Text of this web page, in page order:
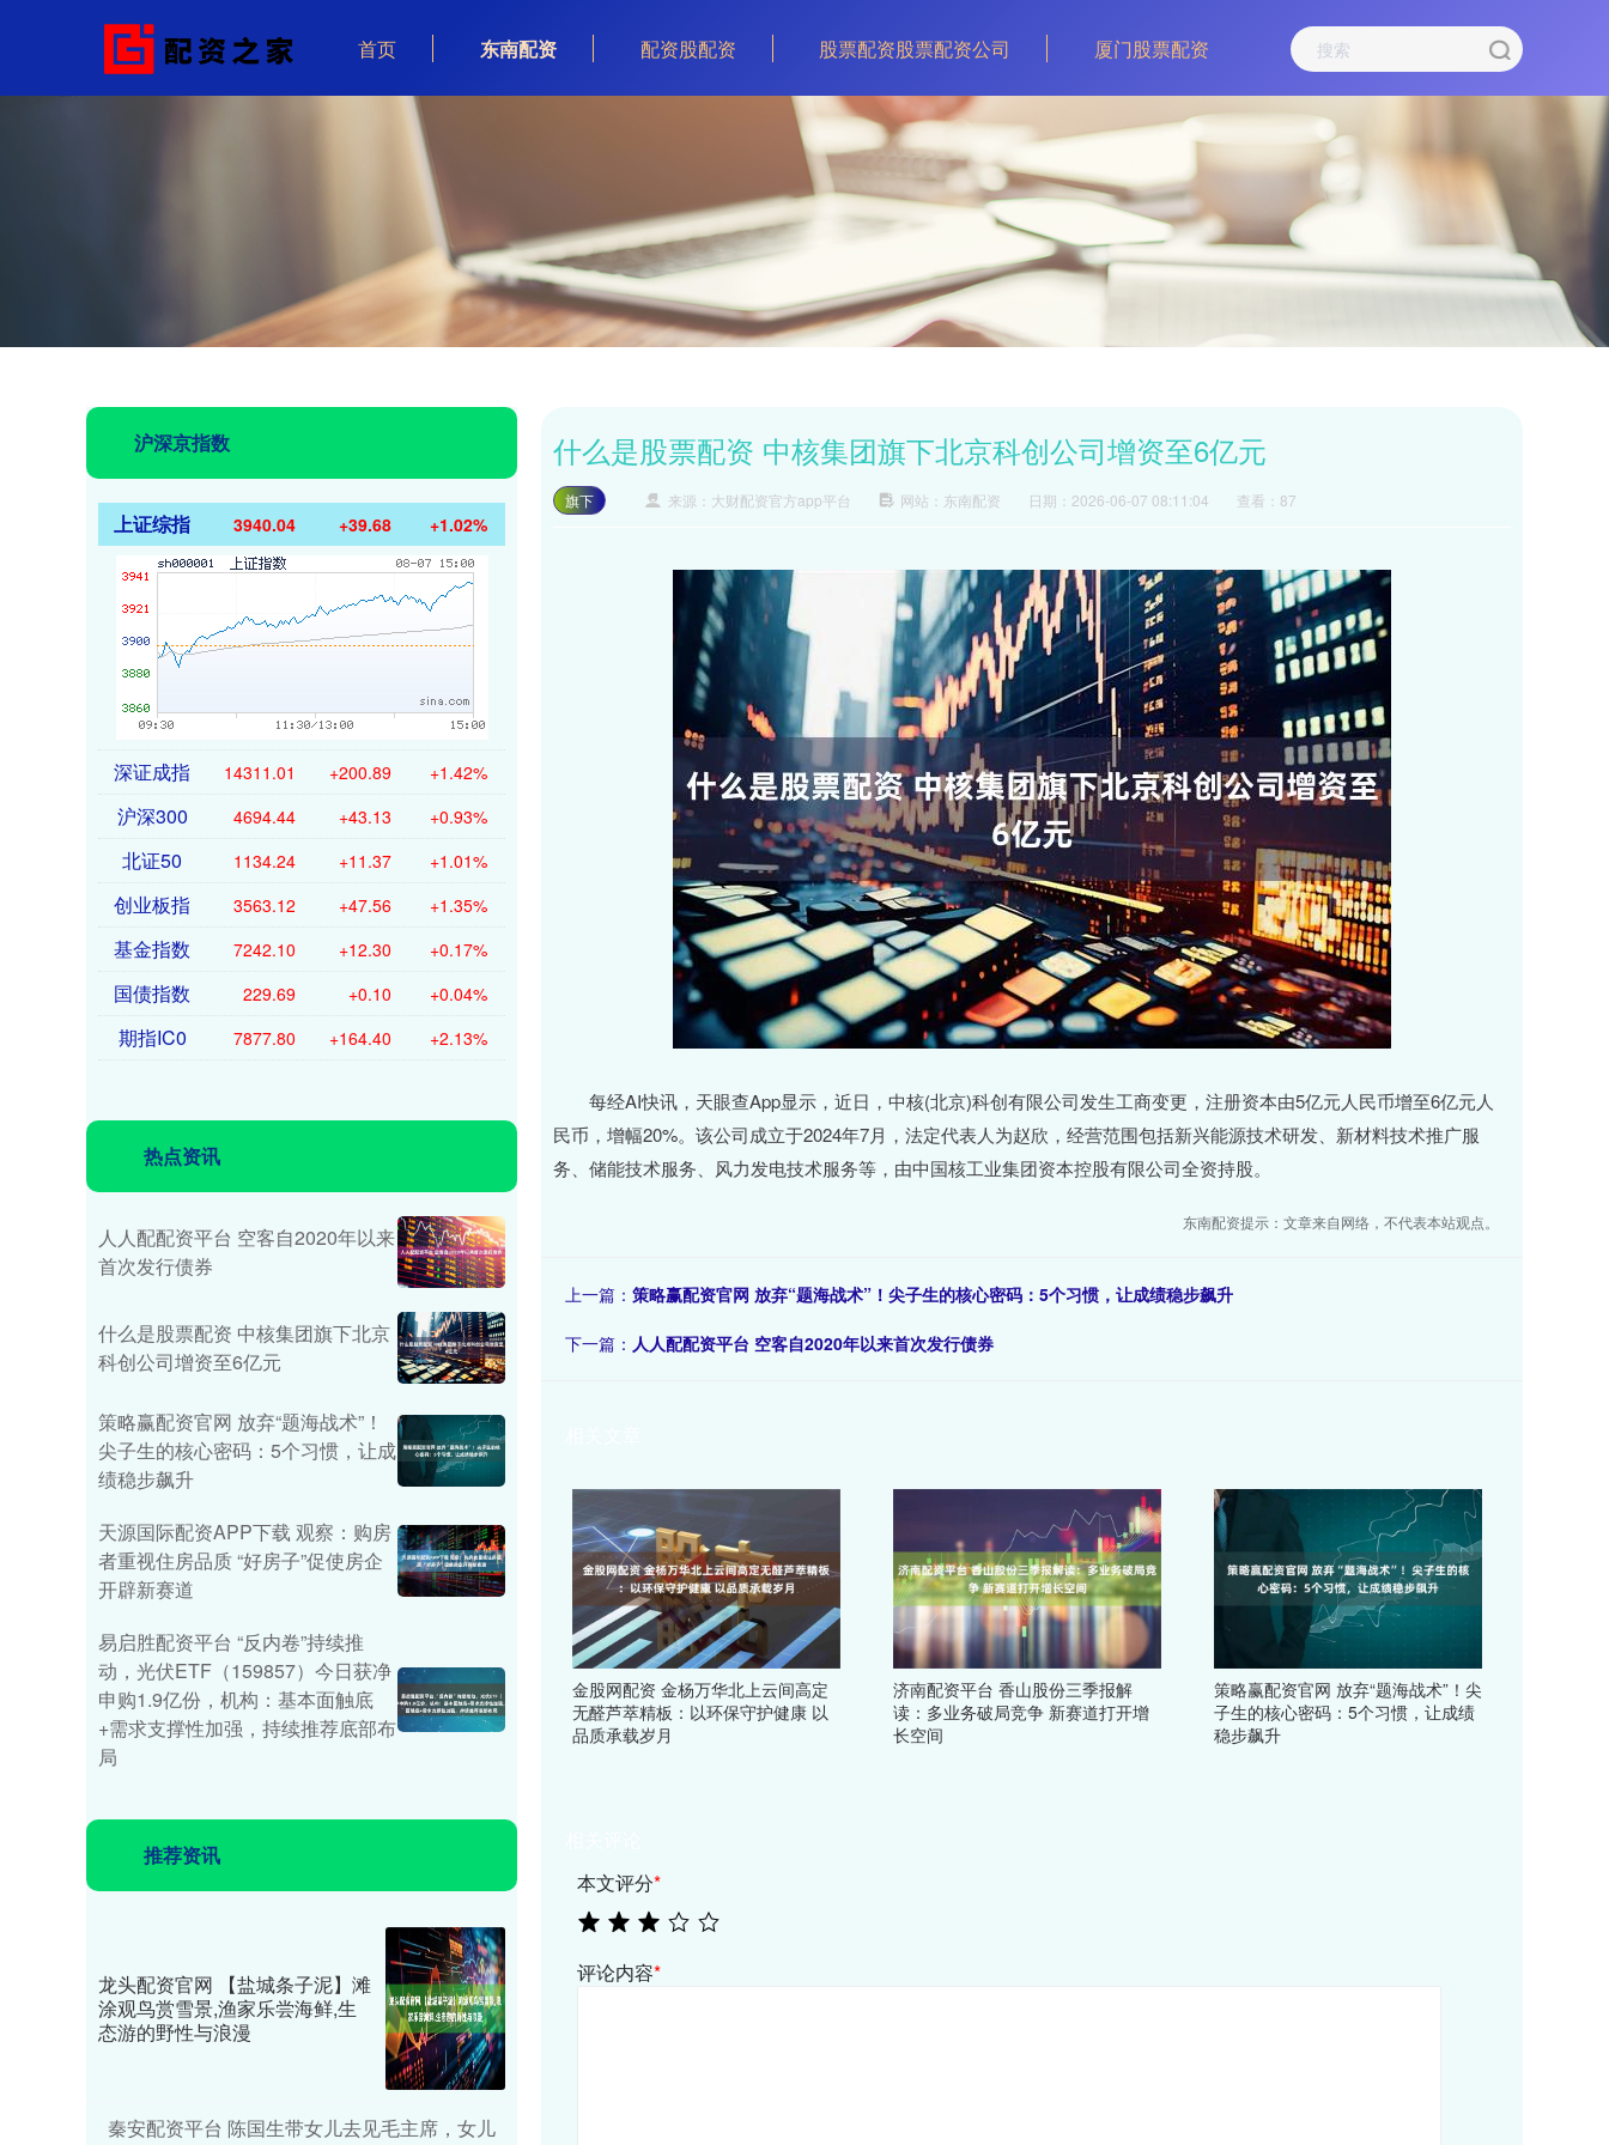
首页 东南配资 配资股配资 股票配资股票配资公司 厦门股票配资
什么是股票配资 中核集团旗下北京科创公司增资至6亿元
旗下 来源：大财配资官方app平台 网站：东南配资 日期：2026-06-07 08:11:04 查看：87
每经AI快讯，天眼查App显示，近日，中核(北京)科创有限公司发生工商变更，注册资本由5亿元人民币增至6亿元人
民币，增幅20%。该公司成立于2024年7月，法定代表人为赵欣，经营范围包括新兴能源技术研发、新材料技术推广服
务、储能技术服务、风力发电技术服务等，由中国核工业集团资本控股有限公司全资持股。
东南配资提示：文章来自网络，不代表本站观点。
上一篇： 策略赢配资官网 放弃“题海战术”！尖子生的核心密码：5个习惯，让成绩稳步飙升
下一篇： 人人配配资平台 空客自2020年以来首次发行债券
金股网配资 金杨万华北上云间高定
无醛芦萃精板：以环保守护健康 以
品质承载岁月
济南配资平台 香山股份三季报解
读：多业务破局竞争 新赛道打开增
长空间
策略赢配资官网 放弃“题海战术”！尖
子生的核心密码：5个习惯，让成绩
稳步飙升
本文评分*
评论内容*
沪深京指数
上证综指 3940.04 +39.68 +1.02%
深证成指 14311.01 +200.89 +1.42%
沪深300 4694.44 +43.13 +0.93%
北证50 1134.24 +11.37 +1.01%
创业板指 3563.12 +47.56 +1.35%
基金指数 7242.10 +12.30 +0.17%
国债指数 229.69 +0.10 +0.04%
期指IC0 7877.80 +164.40 +2.13%
热点资讯
人人配配资平台 空客自2020年以来
首次发行债券
什么是股票配资 中核集团旗下北京
科创公司增资至6亿元
策略赢配资官网 放弃“题海战术”！
尖子生的核心密码：5个习惯，让成
绩稳步飙升
天源国际配资APP下载 观察：购房
者重视住房品质 “好房子”促使房企
开辟新赛道
易启胜配资平台 “反内卷”持续推
动，光伏ETF（159857）今日获净
申购1.9亿份，机构：基本面触底
+需求支撑性加强，持续推荐底部布
局
推荐资讯
龙头配资官网 【盐城条子泥】滩
涂观鸟赏雪景,渔家乐尝海鲜,生
态游的野性与浪漫
秦安配资平台 陈国生带女儿去见毛主席，女儿